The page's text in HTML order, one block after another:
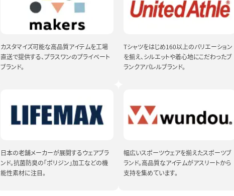
カスタマイズ可能な高品質アイテムを工場
直送で提供する、プラスワンのプライベート
ブランド。
Tシャツをはじめ160以上のバリエーション
を揃え、シルエットや着心地にこだわったブ
ランクアパレルブランド。
日本の老舗メーカーが展開するウェアブラ
ンド。抗菌防臭の「ポリジン」加工などの機
能性素材に注目。
幅広いスポーツウェアを揃えたスポーツブ
ランド。高品質なアイテムがアスリートから
支持を集めています。